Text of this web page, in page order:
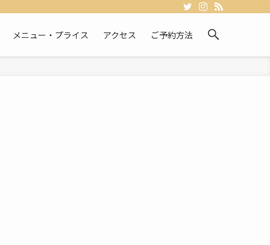
メニュー・プライス アクセス ご予約方法